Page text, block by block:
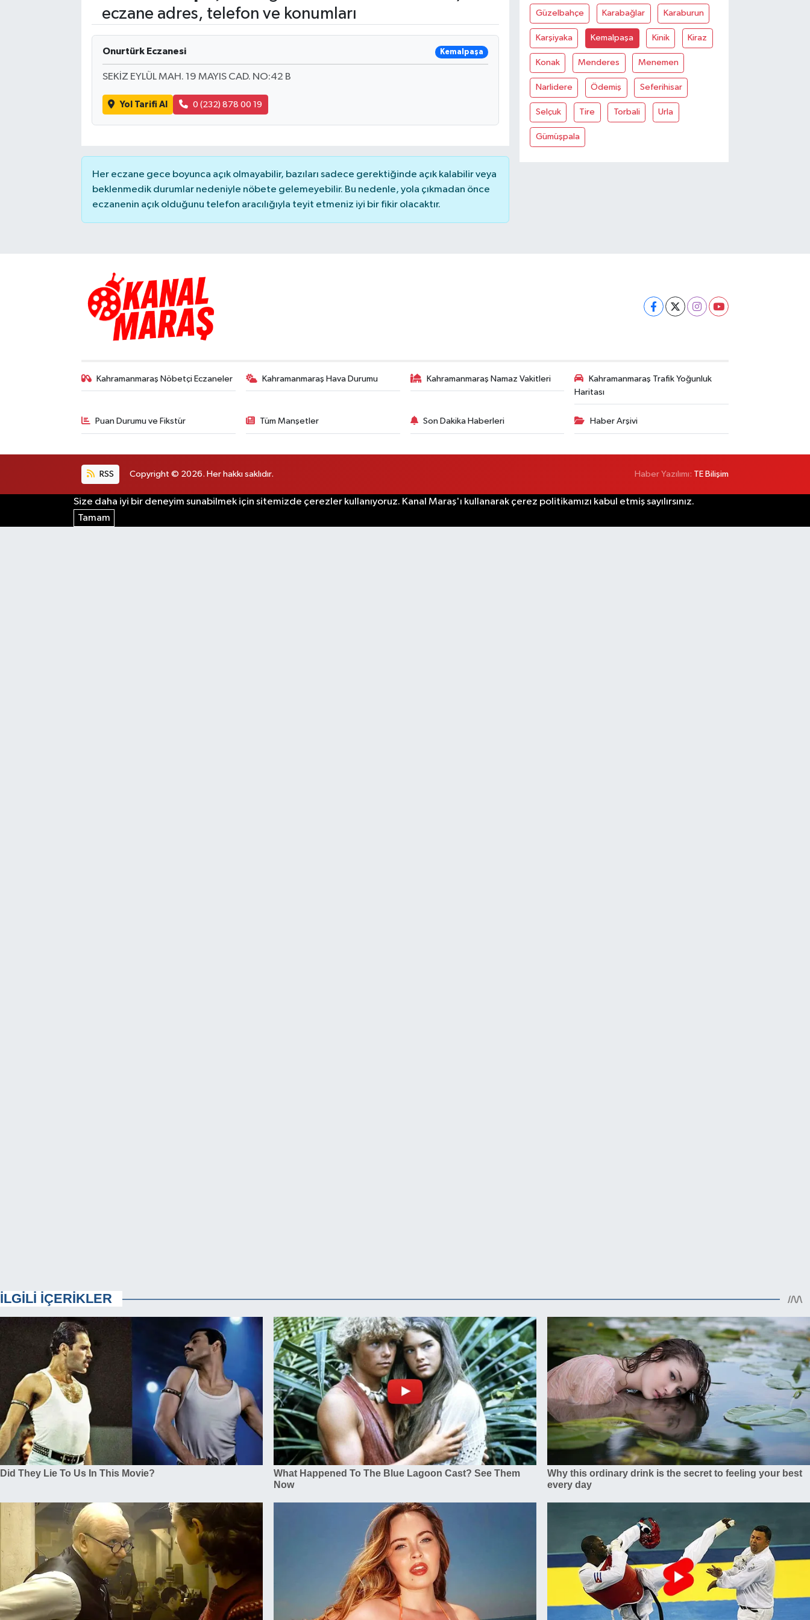
eczane adres, telefon ve konumları
Onurtürk Eczanesi Kemalpaşa
SEKİZ EYLÜL MAH. 19 MAYIS CAD. NO:42 B
Yol Tarifi Al 0 (232) 878 00 19
Her eczane gece boyunca açık olmayabilir, bazıları sadece gerektiğinde açık kalabilir veya
beklenmedik durumlar nedeniyle nöbete gelemeyebilir. Bu nedenle, yola çıkmadan önce
eczanenin açık olduğunu telefon aracılığıyla teyit etmeniz iyi bir fikir olacaktır.
Güzelbahçe Karabağlar Karaburun
Karşiyaka Kemalpaşa Kinik Kiraz
Konak Menderes Menemen
Narlidere Ödemiş Seferihisar
Selçuk Tire Torbali Urla
Gümüşpala
Kahramanmaraş Nöbetçi Eczaneler Kahramanmaraş Hava Durumu Kahramanmaraş Namaz Vakitleri
Kahramanmaraş Trafik Yoğunluk
Haritası
Puan Durumu ve Fikstür Tüm Manşetler Son Dakika Haberleri Haber Arşivi
RSS Copyright © 2026. Her hakkı saklıdır. Haber Yazılımı: TE Bilişim
Size daha iyi bir deneyim sunabilmek için sitemizde çerezler kullanıyoruz. Kanal Maraş'ı kullanarak çerez politikamızı kabul etmiş sayılırsınız.
Tamam
TEKNOLOJİ